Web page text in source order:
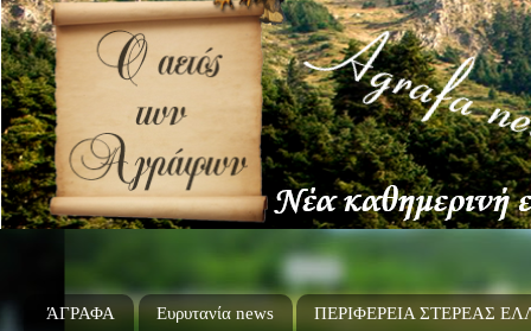
ΆΓΡΑΦΑ Ευρυτανία news ΠΕΡΙΦΕΡΕΙΑ ΣΤΕΡΕΑΣ